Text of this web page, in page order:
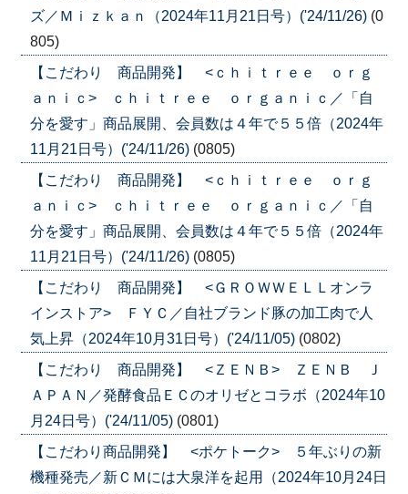
ズ／Ｍｉｚｋａｎ（2024年11月21日号）('24/11/26) (0
805)
【こだわり 商品開発】 <ｃｈｉｔｒｅｅ ｏｒｇ
ａｎｉｃ> ｃｈｉｔｒｅｅ ｏｒｇａｎｉｃ／「自
分を愛す」商品展開、会員数は４年で５５倍（2024年
11月21日号）('24/11/26) (0805)
【こだわり 商品開発】 <ｃｈｉｔｒｅｅ ｏｒｇ
ａｎｉｃ> ｃｈｉｔｒｅｅ ｏｒｇａｎｉｃ／「自
分を愛す」商品展開、会員数は４年で５５倍（2024年
11月21日号）('24/11/26) (0805)
【こだわり 商品開発】 <ＧＲＯＷＷＥＬＬオンラ
インストア> ＦＹＣ／自社ブランド豚の加工肉で人
気上昇（2024年10月31日号）('24/11/05) (0802)
【こだわり 商品開発】 <ＺＥＮＢ> ＺＥＮＢ Ｊ
ＡＰＡＮ／発酵食品ＥＣのオリゼとコラボ（2024年10
月24日号）('24/11/05) (0801)
【こだわり商品開発】 <ポケトーク> ５年ぶりの新
機種発売／新ＣＭには大泉洋を起用（2024年10月24日